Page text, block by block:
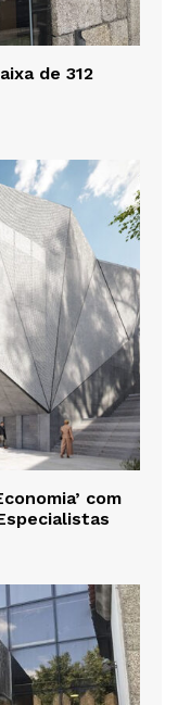
de 312
com